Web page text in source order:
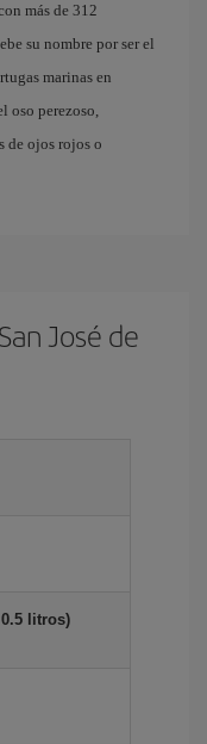
más de 312
su nombre por ser el
marinas en
oso perezoso,
de ojos rojos o
José de
litros)